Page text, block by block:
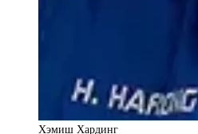
Хэмиш Хардинг